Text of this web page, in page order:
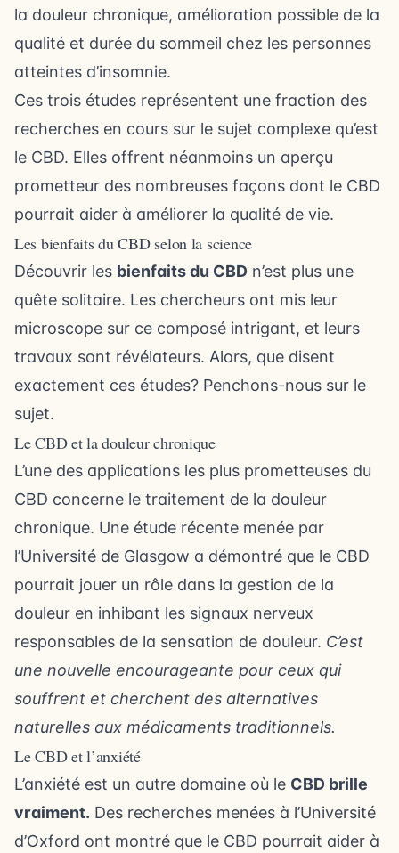
la douleur chronique, amélioration possible de la
qualité et durée du sommeil chez les personnes
atteintes d’insomnie.
Ces trois études représentent une fraction des
recherches en cours sur le sujet complexe qu’est
le CBD. Elles offrent néanmoins un aperçu
prometteur des nombreuses façons dont le CBD
pourrait aider à améliorer la qualité de vie.
Les bienfaits du CBD selon la science
Découvrir les bienfaits du CBD n’est plus une
quête solitaire. Les chercheurs ont mis leur
microscope sur ce composé intrigant, et leurs
travaux sont révélateurs. Alors, que disent
exactement ces études? Penchons-nous sur le
sujet.
Le CBD et la douleur chronique
L’une des applications les plus prometteuses du
CBD concerne le traitement de la douleur
chronique. Une étude récente menée par
l’Université de Glasgow a démontré que le CBD
pourrait jouer un rôle dans la gestion de la
douleur en inhibant les signaux nerveux
responsables de la sensation de douleur. C’est
une nouvelle encourageante pour ceux qui
souffrent et cherchent des alternatives
naturelles aux médicaments traditionnels.
Le CBD et l’anxiété
L’anxiété est un autre domaine où le CBD brille
vraiment. Des recherches menées à l’Université
d’Oxford ont montré que le CBD pourrait aider à